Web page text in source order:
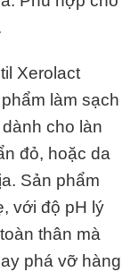
Xerolact
làm sạch
cho làn
đỏ, hoặc da
Sản phẩm
với độ pH lý
thân mà
phá vỡ hàng